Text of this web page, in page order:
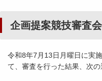
企画提案競技審査
令和8年7月13日月曜日に実
て、審査を行った結果、次